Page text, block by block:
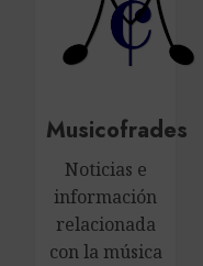
Musicofrades
Noticias e
información
relacionada
con la música